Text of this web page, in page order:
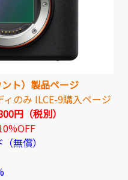
ント）製品ページ
のみ ILCE-9購入ページ
円（税別）
無償）